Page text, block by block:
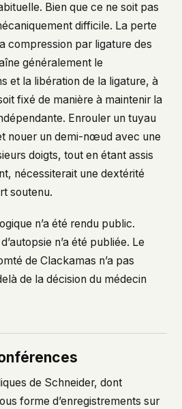
Bien que ce ne soit pas
difficile. La perte
compression par ligature des
généralement le
et la libération de la ligature, à
fixé de manière à maintenir la
Enrouler un tuyau
nouer un demi-nœud avec une
doigts, tout en étant assis
nécessiterait une dextérité
soutenu.
n’a été rendu public.
n’a été publiée. Le
de Clackamas n’a pas
de la décision du médecin
de Schneider, dont
forme d’enregistrements sur